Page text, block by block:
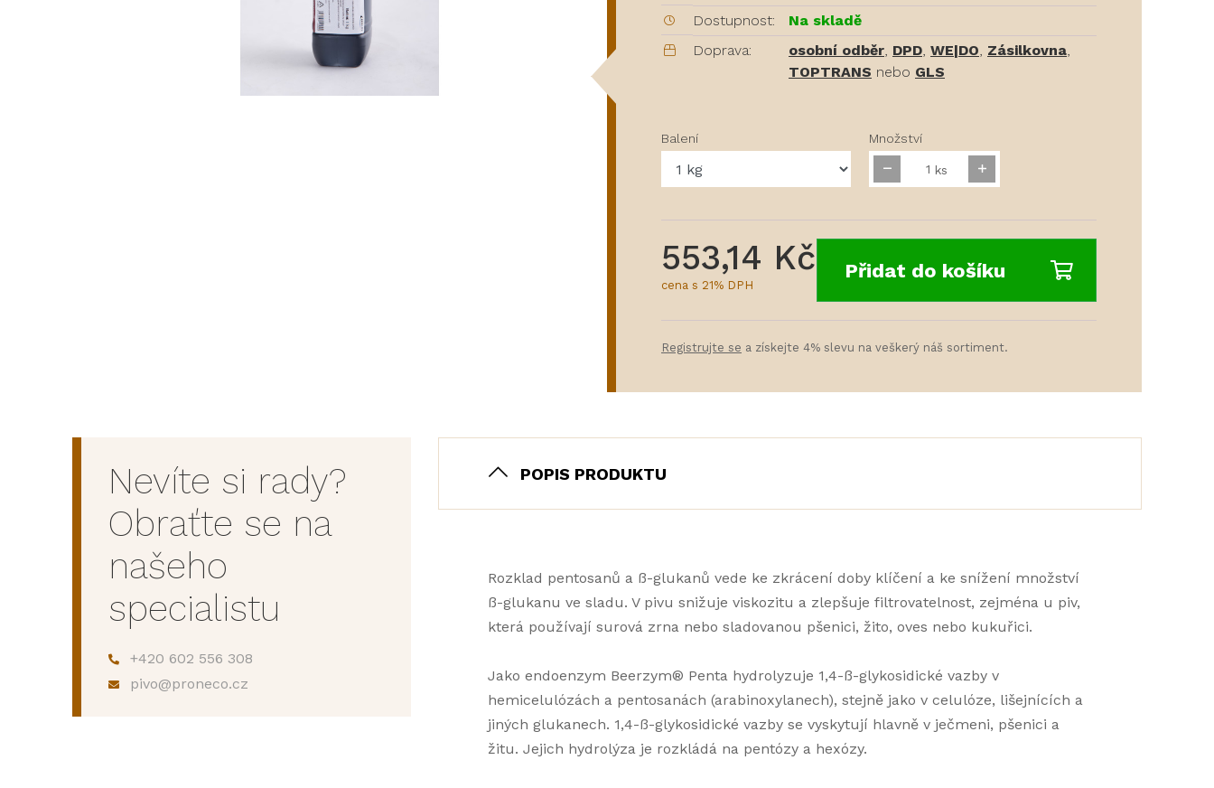
Dostupnost:
Na skladě
Doprava:
osobní odběr, DPD, WE|DO, Zásilkovna,
TOPTRANS nebo GLS
Balení Množství
ks
553,14 Kč
cena s 21% DPH
Přidat do košíku
Registrujte se a získejte 4% slevu na veškerý náš sortiment.
Nevíte si rady?
Obraťte se na
našeho
specialistu
+420 602 556 308
pivo@proneco.cz
POPIS PRODUKTU
Rozklad pentosanů a ß-glukanů vede ke zkrácení doby klíčení a ke snížení množství
ß-glukanu ve sladu. V pivu snižuje viskozitu a zlepšuje filtrovatelnost, zejména u piv,
která používají surová zrna nebo sladovanou pšenici, žito, oves nebo kukuřici.
Jako endoenzym Beerzym® Penta hydrolyzuje 1,4-ß-glykosidické vazby v
hemicelulózách a pentosanách (arabinoxylanech), stejně jako v celulóze, lišejnících a
jiných glukanech. 1,4-ß-glykosidické vazby se vyskytují hlavně v ječmeni, pšenici a
žitu. Jejich hydrolýza je rozkládá na pentózy a hexózy.